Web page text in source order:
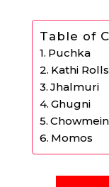
Table of
Puchka
Kathi Rolls
Jhalmuri
Ghugni
Chowmein
Momos